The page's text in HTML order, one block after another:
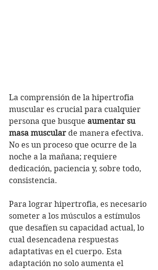
La comprensión de la hipertrofia
muscular es crucial para cualquier
persona que busque aumentar su
masa muscular de manera efectiva.
No es un proceso que ocurre de la
noche a la mañana; requiere
dedicación, paciencia y, sobre todo,
consistencia.
Para lograr hipertrofia, es necesario
someter a los músculos a estímulos
que desafíen su capacidad actual, lo
cual desencadena respuestas
adaptativas en el cuerpo. Esta
adaptación no solo aumenta el